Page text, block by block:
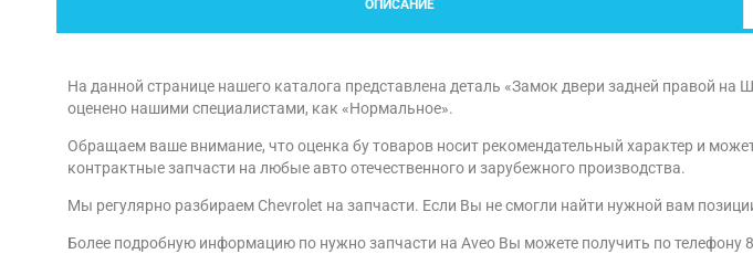
ОПИСАНИЕ
На данной странице нашего каталога представлена деталь «Замок двери задней правой
оценено нашими специалистами, как «Нормальное».
Обращаем ваше внимание, что оценка бу товаров носит рекомендательный характер и
контрактные запчасти на любые авто отечественного и зарубежного производства.
Мы регулярно разбираем Chevrolet на запчасти. Если Вы не смогли найти нужной вам
Более подробную информацию по нужно запчасти на Aveo Вы можете получить по телефону